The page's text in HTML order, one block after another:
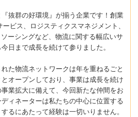
『抜群の好環境』が揃う企業です！創業
ビス、ロジスティクスマネジメント、
ーシングなど、物流に関する幅広いサ
日まで成長を続けて参りました。
た物流ネットワークは年を重ねるごと
オープンしており、事業は成長を続け
業拡大に備えて、今回新たな仲間をお
ィネーターは私たちの中心に位置する
るにあたって経験は一切いりません。